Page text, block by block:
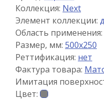
Коллекция: Next
Элемент коллекции:
Область применения:
Размер, мм: 500x250
Реттификация: нет
Фактура товара:
Имитация
Цвет: